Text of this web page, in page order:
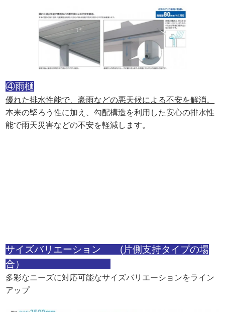
④雨樋
優れた排水性能で、豪雨などの悪天候による不安を解消。
本来の堅ろう性に加え、勾配構造を利用した安心の排水性
能で雨天災害などの不安を軽減します。
サイズバリエーション (片側支持タイプの場
合）
多彩なニーズに対応可能なサイズバリエーションをライン
アップ